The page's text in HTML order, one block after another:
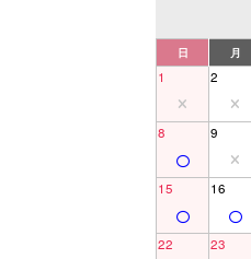
日 月
1 2
8 9
15 16
22 23